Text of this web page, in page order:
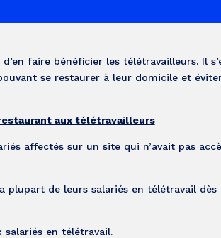
faire bénéficier les télétravailleurs. Il
se restaurer à leur domicile et
aux télétravailleurs
affectés sur un site qui n’avait pas
plupart de leurs salariés en télétravail dès
en télétravail.